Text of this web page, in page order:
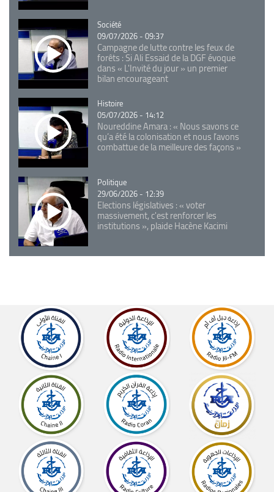
Catégorie
Société
09/07/2026 - 09:37
Campagne de lutte contre les feux de
forêts : Si Ali Essaid de la DGF évoque
dans « L'Invité du jour » un premier
bilan encourageant
Catégorie
Histoire
05/07/2026 - 14:12
Noureddine Amara : « Nous savons ce
qu’a été la colonisation et nous l’avons
combattue de la meilleure des façons »
Catégorie
Politique
29/06/2026 - 12:39
Elections législatives : « voter
massivement, c'est renforcer les
institutions », plaide Hacène Kacimi